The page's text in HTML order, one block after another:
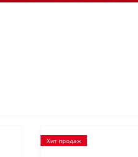
Хит продаж